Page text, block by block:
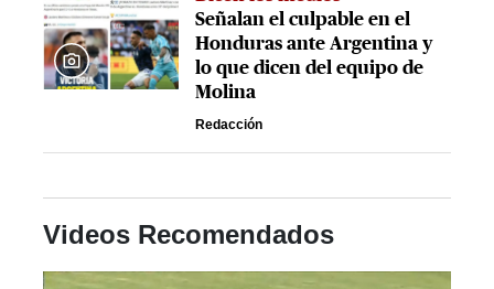
Señalan el culpable en el
Honduras ante Argentina y
lo que dicen del equipo de
Molina
Redacción
Videos Recomendados